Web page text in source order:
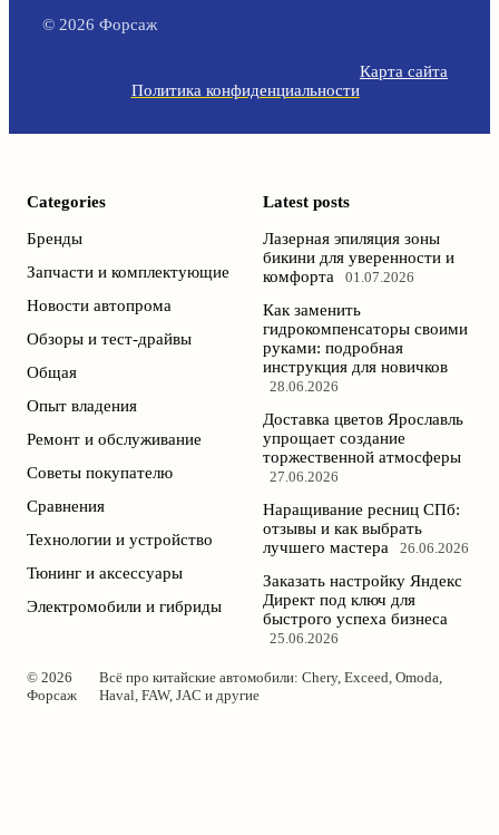
© 2026 Форсаж
Карта сайта
Политика конфиденциальности
Categories
Бренды
Запчасти и комплектующие
Новости автопрома
Обзоры и тест-драйвы
Общая
Опыт владения
Ремонт и обслуживание
Советы покупателю
Сравнения
Технологии и устройство
Тюнинг и аксессуары
Электромобили и гибриды
Latest posts
Лазерная эпиляция зоны
бикини для уверенности и
комфорта
01.07.2026
Как заменить
гидрокомпенсаторы своими
руками: подробная
инструкция для новичков
28.06.2026
Доставка цветов Ярославль
упрощает создание
торжественной атмосферы
27.06.2026
Наращивание ресниц СПб:
отзывы и как выбрать
лучшего мастера
26.06.2026
Заказать настройку Яндекс
Директ под ключ для
быстрого успеха бизнеса
25.06.2026
© 2026
Форсаж
Всё про китайские автомобили: Chery, Exceed, Omoda,
Haval, FAW, JAC и другие